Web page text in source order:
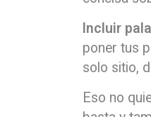
Incluir
poner tus
solo sitio,
Eso no